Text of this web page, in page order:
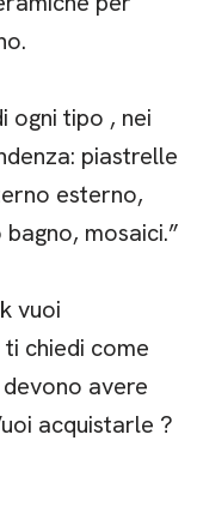
ogni tipo , nei
piastrelle
esterno,
mosaici.”
vuoi
chiedi come
avere
acquistarle ?